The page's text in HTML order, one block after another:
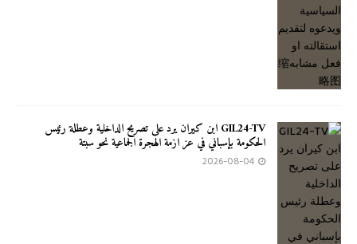
GIL24-TV ابن كيران يرد على تصريح الداخلية وعطلة رئيس
الحكومة بإسباني في عز ازمة الهجرة الجماعية نحو سبتة
2026-08-04